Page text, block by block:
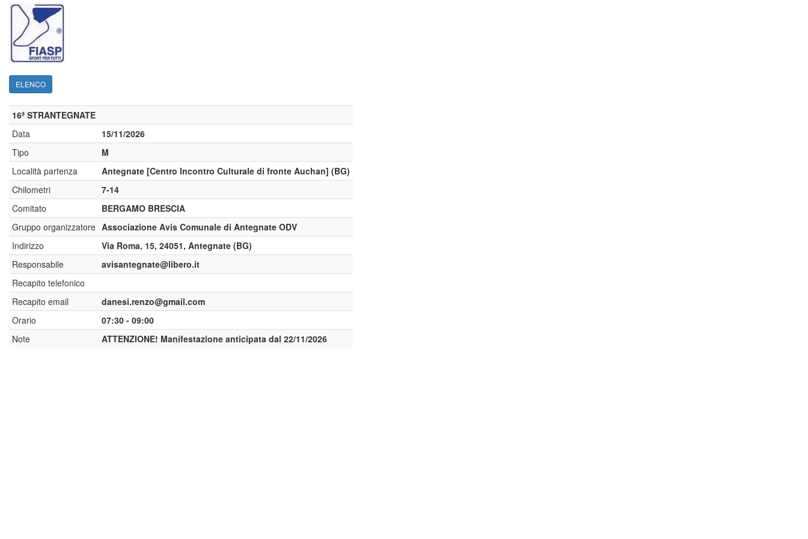
ELENCO
16ª STRANTEGNATE
Data
15/11/2026
Tipo
M
Località partenza
Antegnate [Centro Incontro Culturale di fronte Auchan] (BG)
Chilometri
7-14
Comitato
BERGAMO BRESCIA
Gruppo organizzatore Associazione Avis Comunale di Antegnate ODV
Indirizzo
Via Roma, 15, 24051, Antegnate (BG)
Responsabile
avisantegnate@libero.it
Recapito telefonico
Recapito email
danesi.renzo@gmail.com
Orario
07:30 - 09:00
Note
ATTENZIONE! Manifestazione anticipata dal 22/11/2026